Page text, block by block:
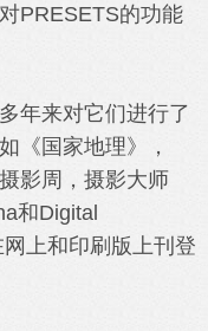
PRESETS的功能
年来对它们进行了
《国家地理》，
影周，摄影大师
和Digital
上和印刷版上刊登